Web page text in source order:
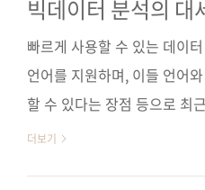
빅데이터 분석의
빠르게 사용할 수 있는 데이
언어를 지원하며, 이들 언어
할 수 있다는 장점 등으로 최
용하고 있는 것 같습니다. 애
더보기